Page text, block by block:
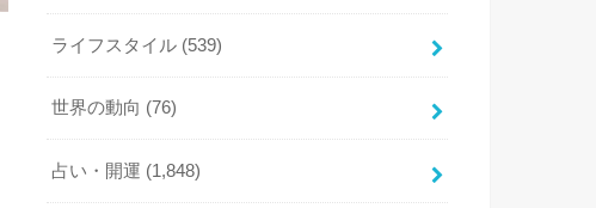
ライフスタイル (539)
世界の動向 (76)
占い・開運 (1,848)